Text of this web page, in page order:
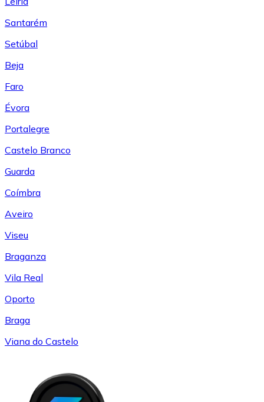
Santarém
Setúbal
Beja
Faro
Évora
Portalegre
Castelo Branco
Guarda
Coímbra
Aveiro
Viseu
Braganza
Vila Real
Oporto
Braga
Viana do Castelo